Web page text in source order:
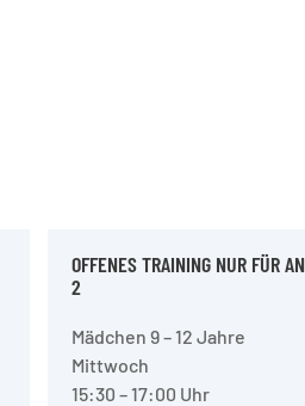
OFFENES TRAINING NUR FÜR
2
Mädchen 9 – 12 Jahre
Mittwoch
15:30 – 17:00 Uhr